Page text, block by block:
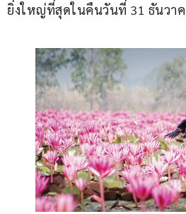
ยิ่งใหญ่ที่สุดในคืนวันที่ 31 ธันวา